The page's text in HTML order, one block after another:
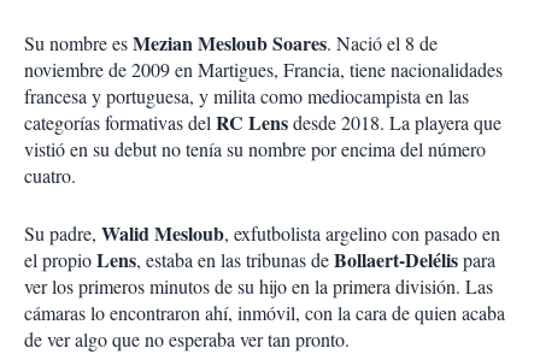
Su nombre esMezian Mesloub Soares. Nació el 8 de
noviembre de 2009 en Martigues, Francia, tiene nacionalidades
francesa y portuguesa, y milita como mediocampista en las
categorías formativas delRC Lensdesde 2018. La playera que
vistió en su debut no tenía su nombre por encima del número
cuatro.
Su padre, Walid Mesloub, exfutbolista argelino con pasado en
el propioLens, estaba en las tribunas deBollaert-Delélispara
ver los primeros minutos de su hijo en la primera división. Las
cámaras lo encontraron ahí, inmóvil, con la cara de quien acaba
de ver algo que no esperaba ver tan pronto.